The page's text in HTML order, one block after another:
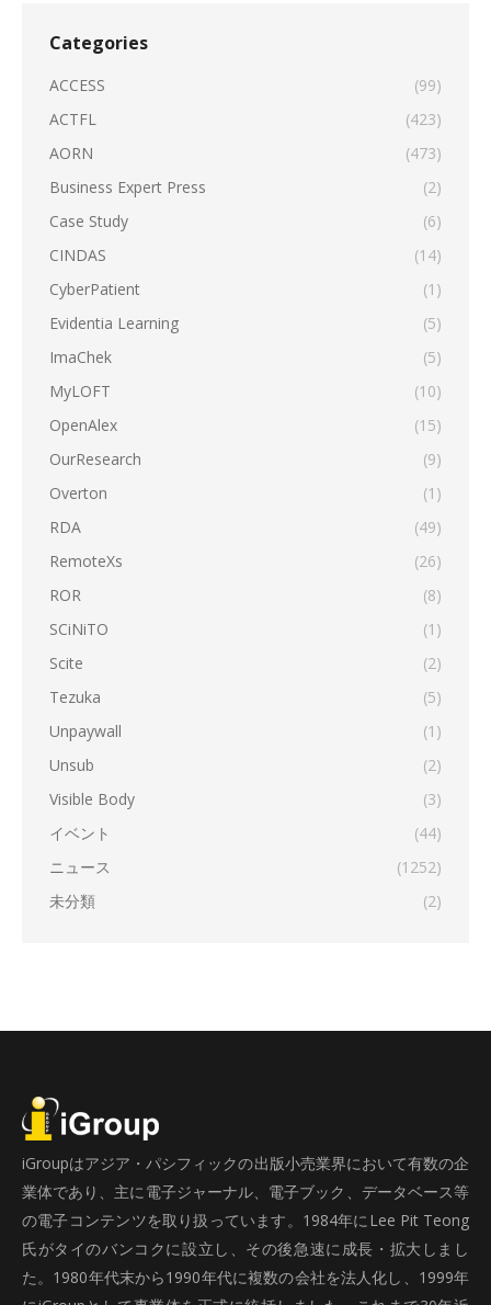
Categories
ACCESS
(99)
ACTFL
(423)
AORN
(473)
Business Expert Press
(2)
Case Study
(6)
CINDAS
(14)
CyberPatient
(1)
Evidentia Learning
(5)
ImaChek
(5)
MyLOFT
(10)
OpenAlex
(15)
OurResearch
(9)
Overton
(1)
RDA
(49)
RemoteXs
(26)
ROR
(8)
SCiNiTO
(1)
Scite
(2)
Tezuka
(5)
Unpaywall
(1)
Unsub
(2)
Visible Body
(3)
イベント
(44)
ニュース
(1252)
未分類
(2)
iGroupはアジア・パシフィックの出版小売業界において有数の企
業体であり、主に電子ジャーナル、電子ブック、データベース等
の電子コンテンツを取り扱っています。1984年にLee Pit Teong
氏がタイのバンコクに設立し、その後急速に成長・拡大しまし
た。1980年代末から1990年代に複数の会社を法人化し、1999年